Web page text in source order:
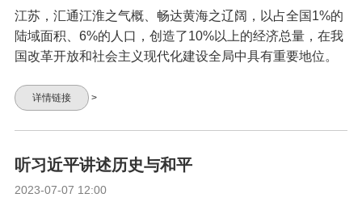
江苏，汇通江淮之气概、畅达黄海之辽阔，以占全国1%的
陆域面积、6%的人口，创造了10%以上的经济总量，在我
国改革开放和社会主义现代化建设全局中具有重要地位。
详情链接 >
听习近平讲述历史与和平
2023-07-07 12:00